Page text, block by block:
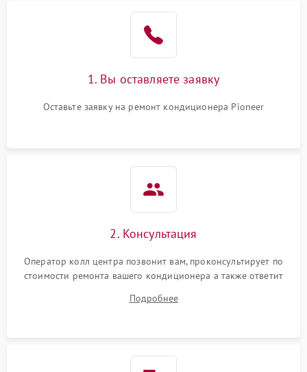
1. Вы оставляете заявку
Оставьте заявку на ремонт кондиционера Pioneer
2. Консультация
Оператор колл центра позвонит вам, проконсультирует по
стоимости ремонта вашего кондиционера а также ответит
Подробнее